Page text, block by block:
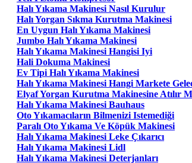
Halı Yıkama Makinesi Nasıl Kurulur
Halı Yorgan Sıkma Kurutma Makinesi
En Uygun Halı Yıkama Makinesi
Jumbo Halı Yıkama Makinesi
Halı Yıkama Makinesi Hangisi Iyi
Hali Dokuma Makinesi
Ev Tipi Halı Yıkama Makinesi
Halı Yıkama Makinesi Hangi Markete
Elyaf Yorgan Kurutma Makinesine Atılır
Halı Yıkama Makinesi Bauhaus
Oto Yıkamacıların Bilmenizi Istemediği
Paralı Oto Yıkama Ve Köpük Makinesi
Halı Yıkama Makinesi Leke Çıkarıcı
Halı Yıkama Makinesi Lidl
Halı Yıkama Makinesi Deterjanları